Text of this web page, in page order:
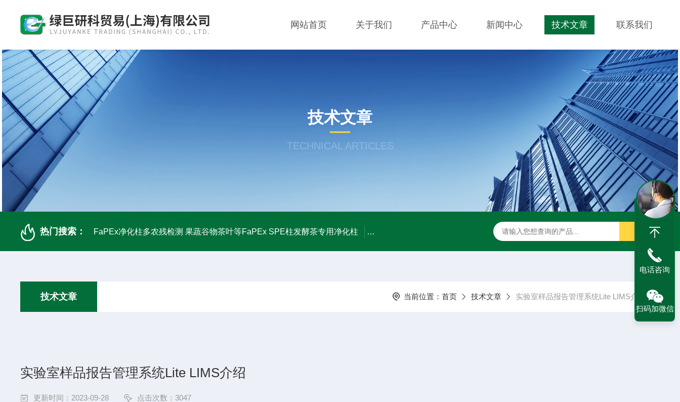
网站首页 关于我们 产品中心 新闻中心 技术文章 联系我们
技术文章
TECHNICAL ARTICLES
热门搜索： FaPEx净化柱多农残检测 果蔬谷物茶叶等FaPEx SPE柱发酵茶专用净化柱 FaPEx-Tea茶叶净化发酵茶专用净化柱茶叶多农残检测 一步通过法 不需活化平衡
技术文章 当前位置： 首页 技术文章 实验室样品报告管理系统Lite LIMS介绍
实验室样品报告管理系统Lite LIMS介绍
更新时间：2023-09-28 点击次数：3047
电话咨询
扫码加微信